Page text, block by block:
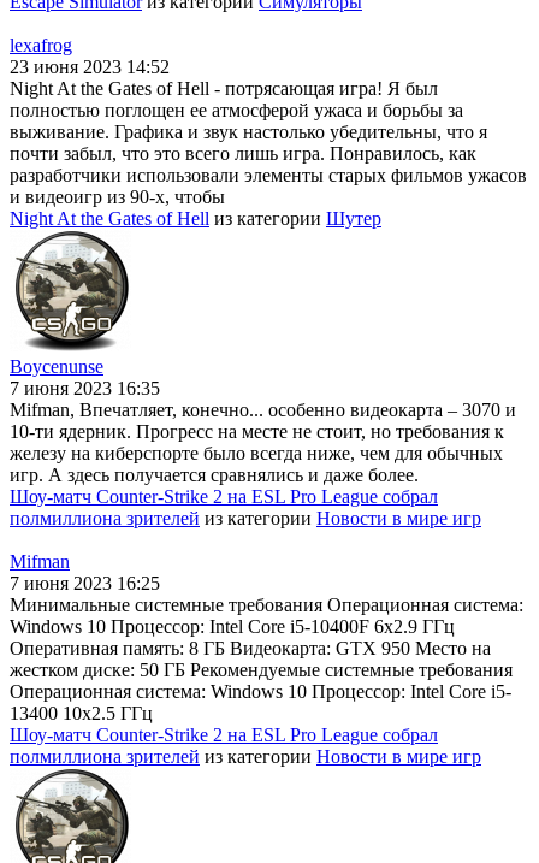
lexafrog
23 июня 2023 14:52
Night At the Gates of Hell - потрясающая игра! Я был
полностью поглощен ее атмосферой ужаса и борьбы за
выживание. Графика и звук настолько убедительны, что я
почти забыл, что это всего лишь игра. Понравилось, как
разработчики использовали элементы старых фильмов ужасов
и видеоигр из 90-х, чтобы
Night At the Gates of Hell из категории Шутер
Boycenunse
7 июня 2023 16:35
Mifman, Впечатляет, конечно... особенно видеокарта – 3070 и
10-ти ядерник. Прогресс на месте не стоит, но требования к
железу на киберспорте было всегда ниже, чем для обычных
игр. А здесь получается сравнялись и даже более.
Шоу-матч Counter-Strike 2 на ESL Pro League собрал
полмиллиона зрителей из категории Новости в мире игр
Mifman
7 июня 2023 16:25
Минимальные системные требования Операционная система:
Windows 10 Процессор: Intel Core i5-10400F 6x2.9 ГГц
Оперативная память: 8 ГБ Видеокарта: GTX 950 Место на
жестком диске: 50 ГБ Рекомендуемые системные требования
Операционная система: Windows 10 Процессор: Intel Core i5-
13400 10x2.5 ГГц
Шоу-матч Counter-Strike 2 на ESL Pro League собрал
полмиллиона зрителей из категории Новости в мире игр